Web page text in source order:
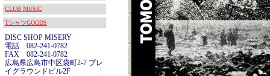
CLUB MUSIC
TシャツGOODS
DISC SHOP MISERY
電話 082-241-0782
FAX 082-241-0782
広島県広島市中区袋町2-7 プレ
イグラウンドビル2F